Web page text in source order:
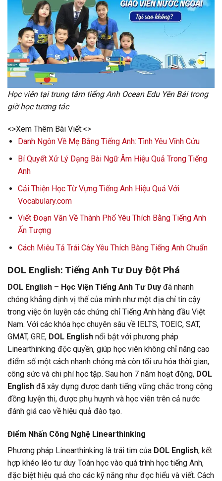
Học viên tại trung tâm tiếng Anh Ocean Edu Yên Bái trong
giờ học tương tác
<>Xem Thêm Bài Viết:<>
Danh Ngôn Về Mẹ Bằng Tiếng Anh: Tình Yêu Vĩnh Cửu
Bí Quyết Xử Lý Dạng Bài Ngữ Âm Hiệu Quả Trong Tiếng
Anh
Cải Thiện Học Từ Vựng Tiếng Anh Hiệu Quả Với
Vocabulary.com
Viết Đoạn Văn Về Thành Phố Yêu Thích Bằng Tiếng Anh
Ấn Tượng
Cách Miêu Tả Trái Cây Yêu Thích Bằng Tiếng Anh Chuẩn
DOL English: Tiếng Anh Tư Duy Đột Phá
DOL English – Học Viện Tiếng Anh Tư Duy đã nhanh
chóng khẳng định vị thế của mình như một địa chỉ tin cậy
trong việc ôn luyện các chứng chỉ Tiếng Anh hàng đầu Việt
Nam. Với các khóa học chuyên sâu về IELTS, TOEIC, SAT,
GMAT, GRE, DOL English nổi bật với phương pháp
Linearthinking độc quyền, giúp học viên không chỉ nâng cao
điểm số một cách nhanh chóng mà còn tối ưu hóa thời gian,
công sức và chi phí học tập. Sau hơn 7 năm hoạt động, DOL
English đã xây dựng được danh tiếng vững chắc trong cộng
đồng luyện thi, được phụ huynh và học viên trên cả nước
đánh giá cao về hiệu quả đào tạo.
Điểm Nhấn Công Nghệ Linearthinking
Phương pháp Linearthinking là trái tim của DOL English, kết
hợp khéo léo tư duy Toán học vào quá trình học tiếng Anh,
đặc biệt hiệu quả cho các kỹ năng như đọc hiểu và viết. Cách